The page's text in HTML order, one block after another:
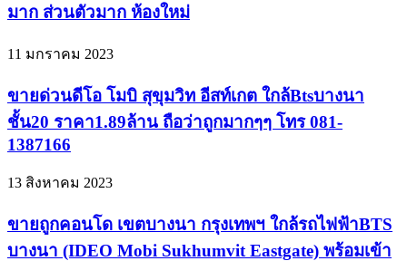
มาก ส่วนตัวมาก ห้องใหม่
11 มกราคม 2023
ขายด่วนดีโอ โมบิ สุขุมวิท อีสท์เกต ใกล้Btsบางนา
ชั้น20 ราคา1.89ล้าน ถือว่าถูกมากๆๆ โทร 081-
1387166
13 สิงหาคม 2023
ขายถูกคอนโด เขตบางนา กรุงเทพฯ ใกล้รถไฟฟ้าBTS
บางนา (IDEO Mobi Sukhumvit Eastgate) พร้อมเข้า